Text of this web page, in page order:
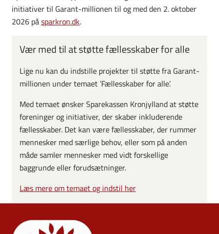
initiativer til Garant-millionen til og med den 2. oktober
2026 påsparkron.dk.
Vær med til at støtte fællesskaber for alle
Lige nu kan du indstille projekter til støtte fra Garant-
millionen under temaet ’Fællesskaber for alle’.
Med temaet ønsker Sparekassen Kronjylland at støtte
foreninger og initiativer, der skaber inkluderende
fællesskaber. Det kan være fællesskaber, der rummer
mennesker med særlige behov, eller som på anden
måde samler mennesker med vidt forskellige
baggrunde eller forudsætninger.
Læs mere om temaet og indstil her